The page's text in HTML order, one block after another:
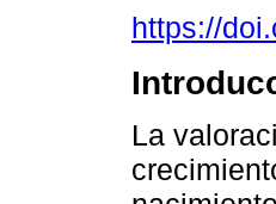
https://
La